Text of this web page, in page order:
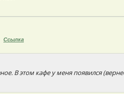
Ссылка
В этом кафе у меня появился